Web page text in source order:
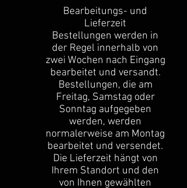
Bearbeitungs- und
Lieferzeit
Bestellungen werden in
der Regel innerhalb von
zwei Wochen nach Eingang
bearbeitet und versandt.
Bestellungen, die am
Freitag, Samstag oder
Sonntag aufgegeben
werden, werden
normalerweise am Montag
bearbeitet und versendet.
Die Lieferzeit hängt von
Ihrem Standort und den
von Ihnen gewählten